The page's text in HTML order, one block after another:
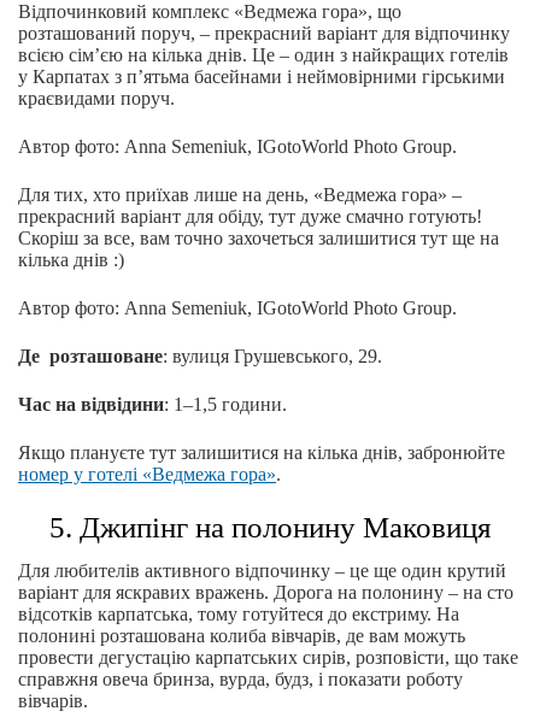
Відпочинковий комплекс «Ведмежа гора», що
розташований поруч, – прекрасний варіант для відпочинку
всією сім’єю на кілька днів. Це – один з найкращих готелів
у Карпатах з п’ятьма басейнами і неймовірними гірськими
краєвидами поруч.
Автор фото: Anna Semeniuk, IGotoWorld Photo Group.
Для тих, хто приїхав лише на день, «Ведмежа гора» –
прекрасний варіант для обіду, тут дуже смачно готують!
Скоріш за все, вам точно захочеться залишитися тут ще на
кілька днів :)
Автор фото: Anna Semeniuk, IGotoWorld Photo Group.
Де розташоване: вулиця Грушевського, 29.
Час на відвідини: 1–1,5 години.
Якщо плануєте тут залишитися на кілька днів, забронюйте
номер у готелі «Ведмежа гора».
5. Джипінг на полонину Маковиця
Для любителів активного відпочинку – це ще один крутий
варіант для яскравих вражень. Дорога на полонину – на сто
відсотків карпатська, тому готуйтеся до екстриму. На
полонині розташована колиба вівчарів, де вам можуть
провести дегустацію карпатських сирів, розповісти, що таке
справжня овеча бринза, вурда, будз, і показати роботу
вівчарів.